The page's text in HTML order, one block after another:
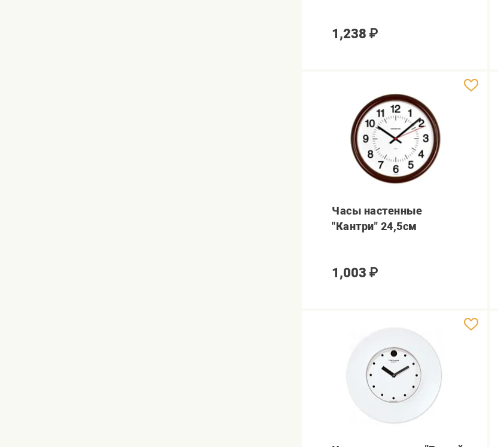
1,238 ₽
Часы настенные
"Кантри" 24,5см
1,003 ₽